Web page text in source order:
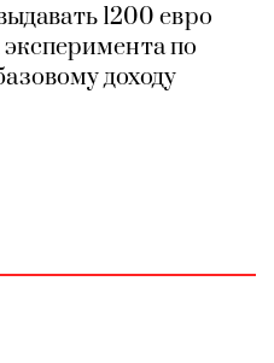
1200 евро
по
доходу